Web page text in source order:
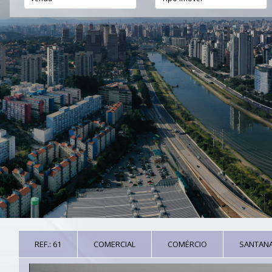
REF.: 61 COMERCIAL COMÉRCIO